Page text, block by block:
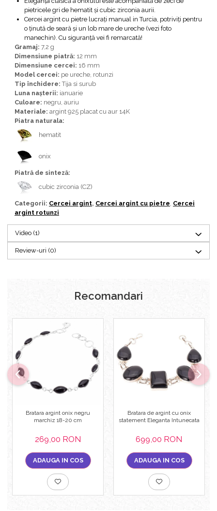
pietricele gri de hematit și cubic zirconia aurii.
Cercei argint cu pietre lucrați manual in Turcia, potriviți pentru
o ținută de seară și un lob mare de ureche (vezi foto
manechin). Cu siguranță vei fi remarcată!
Gramaj: 7,2 g
Dimensiune piatră: 12 mm
Dimensiune cercei: 16 mm
Model cercei: pe ureche, rotunzi
Tip închidere:Tija si surub
Luna nașterii: ianuarie
Culoare: negru, auriu
Materiale: argint 925 placat cu aur 14K
Piatra naturala:
hematit
onix
Piatră de sinteză:
cubic zirconia (CZ)
Categorii: Cercei argint, Cercei argint cu pietre Cercei
argint rotunzi
Video (1)
Review-uri (0)
Recomandari
Bratara argint onix negru
marchiz 18-20 cm
269,00 RON
ADAUGA IN COS
Bratara de argint cu onix
statement Eleganta Intunecata
699,00 RON
ADAUGA IN COS